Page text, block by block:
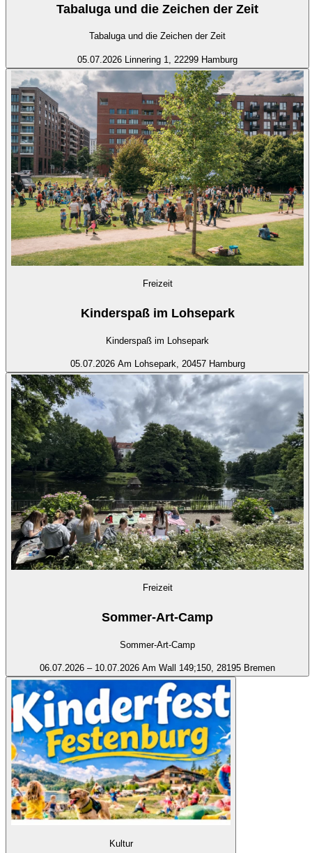
Tabaluga und die Zeichen der Zeit
Tabaluga und die Zeichen der Zeit
05.07.2026 Linnering 1, 22299 Hamburg
Freizeit
Kinderspaß im Lohsepark
Kinderspaß im Lohsepark
05.07.2026Am Lohsepark, 20457 Hamburg
Freizeit
Sommer-Art-Camp
Sommer-Art-Camp
06.07.2026 – 10.07.2026 Am Wall 149;150, 28195 Bremen
Kultur